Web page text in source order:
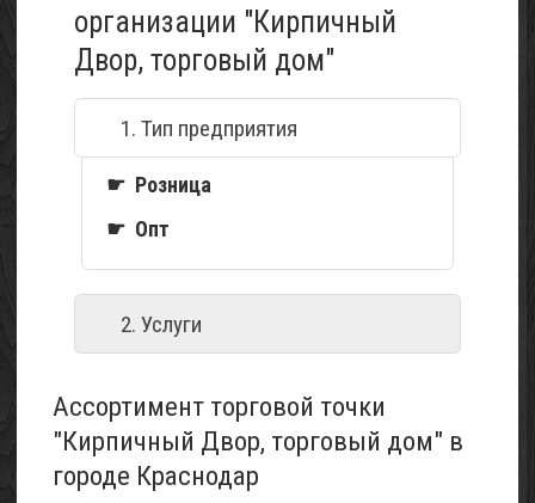
организации "Кирпичный
Двор, торговый дом"
1. Тип предприятия
☛ Розница
☛ Опт
2. Услуги
Ассортимент торговой точки
"Кирпичный Двор, торговый дом" в
городе Краснодар